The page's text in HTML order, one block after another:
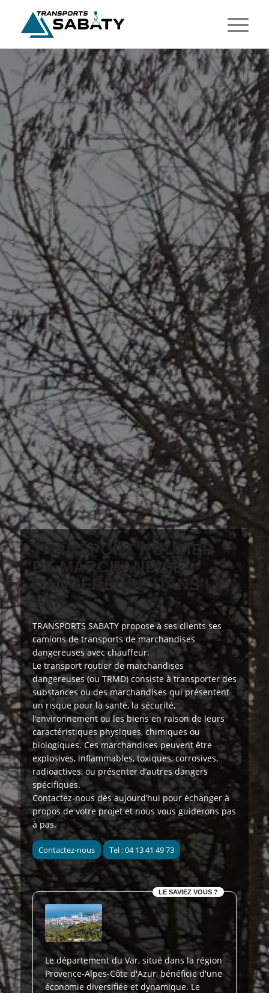
TRANSPORT ROUTIER
DE MARCHANDISE
DANGEREUSE DANS LE
VAR
TRANSPORTS SABATY propose à ses clients ses
camions de transports de marchandises
dangereuses avec chauffeur.
Le transport routier de marchandises
dangereuses (ou TRMD) consiste à transporter des
substances ou des marchandises qui présentent
un risque pour la santé, la sécurité,
l’environnement ou les biens en raison de leurs
caractéristiques physiques, chimiques ou
biologiques. Ces marchandises peuvent être
explosives, inflammables, toxiques, corrosives,
radioactives, ou présenter d’autres dangers
spécifiques.
Contactez-nous dès aujourd’hui pour échanger à
propos de votre projet et nous vous guiderons pas
à pas.
Contactez-nous Tel : 04 13 41 49 73
LE SAVIEZ VOUS ?
Le département du Var, situé dans la région
Provence-Alpes-Côte d'Azur, bénéficie d'une
économie diversifiée et dynamique. Le